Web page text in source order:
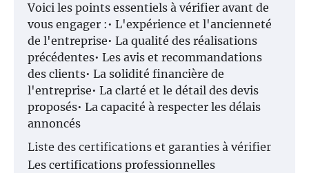
Voici les points essentiels à vérifier avant de
vous engager :• L'expérience et l'ancienneté
de l'entreprise• La qualité des réalisations
précédentes• Les avis et recommandations
des clients• La solidité financière de
l'entreprise• La clarté et le détail des devis
proposés• La capacité à respecter les délais
annoncés
Liste des certifications et garanties à vérifier
Les certifications professionnelles